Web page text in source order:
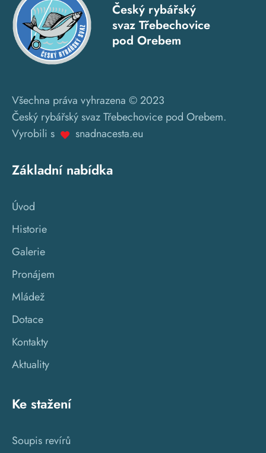
Český rybářský
svaz Třebechovice
pod Orebem
Všechna práva vyhrazena © 2023
Český rybářský svaz Třebechovice pod Orebem.
Vyrobili s
snadnacesta.eu
Základní nabídka
Úvod
Historie
Galerie
Pronájem
Mládež
Dotace
Kontakty
Aktuality
Ke stažení
Soupis revírů